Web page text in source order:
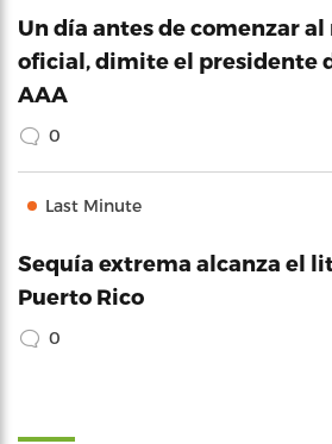
Un día antes de comenzar
oficial, dimite el presidente
AAA
0
Last Minute
Sequía extrema alcanza el
Puerto Rico
0